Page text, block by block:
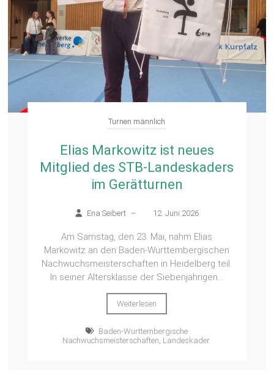
Turnen männlich
Elias Markowitz ist neues
Mitglied des STB-Landeskaders
im Gerätturnen
Ena Seibert – 12. Juni 2026
Am Samstag, den 23. Mai, nahm Elias
Markowitz an den Baden-Württembergischen
Nachwuchsmeisterschaften in Heidelberg teil.
In seiner Altersklasse der Siebenjährigen...
Weiterlesen
Baden-Württembergische
Nachwuchsmeisterschaften, Landeskader